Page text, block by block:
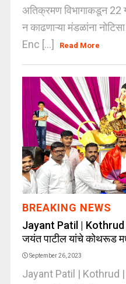
अतिक्रमण विभागाकडून 22
न काढणाऱ्या मंडळांना
Enc [...]
Read More
BREAKING NEWS
Jayant Patil | Kothrud |
जयंत पाटील यांचे कोथरूड
September 26, 2023
Jayant Patil | Kothrud |